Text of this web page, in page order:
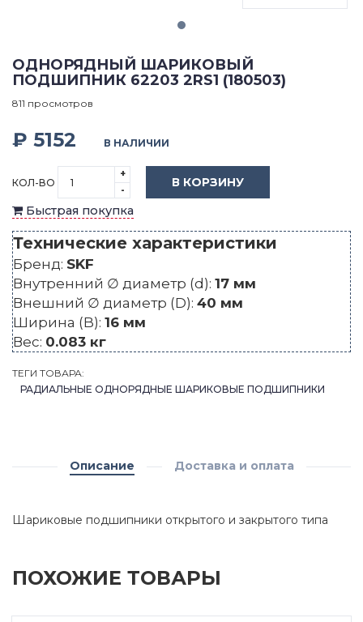
ОДНОРЯДНЫЙ ШАРИКОВЫЙ
ПОДШИПНИК 62203 2RS1 (180503)
811 просмотров
₽ 5152 В НАЛИЧИИ
КОЛ-ВО
+
-
В КОРЗИНУ
Быстрая покупка
Технические характеристики
Бренд: SKF
Внутренний ∅ диаметр (d): 17 мм
Внешний ∅ диаметр (D): 40 мм
Ширина (B): 16 мм
Вес: 0.083 кг
ТЕГИ ТОВАРА:
РАДИАЛЬНЫЕ ОДНОРЯДНЫЕ ШАРИКОВЫЕ ПОДШИПНИКИ
Описание Доставка и оплата
Шариковые подшипники открытого и закрытого типа
ПОХОЖИЕ ТОВАРЫ